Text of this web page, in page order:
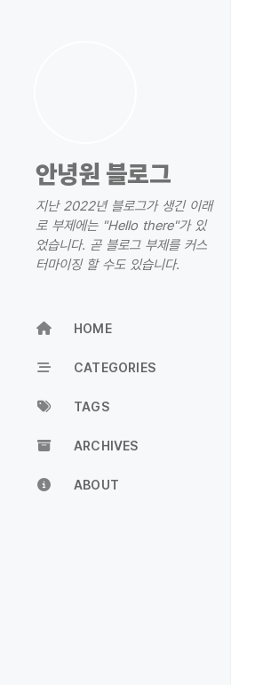
안녕원 블로그
지난 2022년 블로그가 생긴 이래
로 부제에는 "Hello there"가 있
었습니다. 곧 블로그 부제를 커스
터마이징 할 수도 있습니다.
HOME
CATEGORIES
TAGS
ARCHIVES
ABOUT